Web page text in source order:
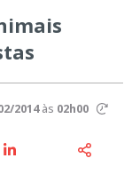
2014às 02h00